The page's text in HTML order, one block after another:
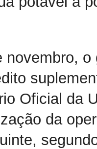
novembro,
Oficial da
da